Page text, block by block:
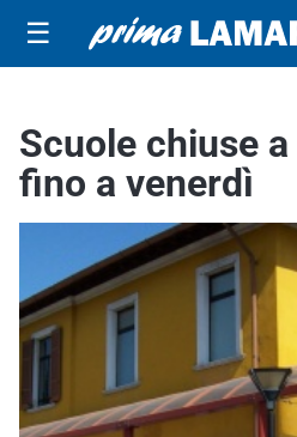
☰
Scuole chiuse
fino a venerdì